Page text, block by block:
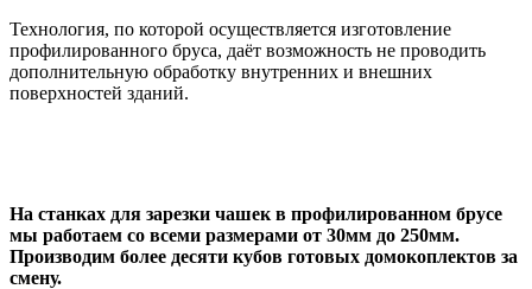
Технология, по которой осуществляется изготовление
профилированного бруса, даёт возможность не проводить
дополнительную обработку внутренних и внешних
поверхностей зданий.
На станках для зарезки чашек в профилированном брусе
мы работаем со всеми размерами от 30мм до 250мм.
Производим более десяти кубов готовых домокоплектов за
смену.